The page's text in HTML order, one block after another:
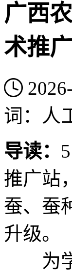
广西
术推
词：
人
导读：
推广站
蚕、蚕
升级。
为学